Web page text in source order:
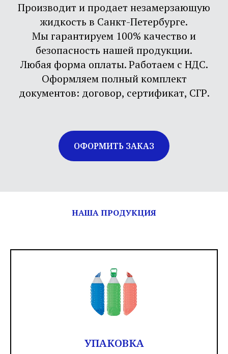
Производит и продает незамерзающую
жидкость в Санкт-Петербурге.
Мы гарантируем 100% качество и
безопасность нашей продукции.
Любая форма оплаты. Работаем с НДС.
Оформляем полный комплект
документов: договор, сертификат, СГР.
ОФОРМИТЬ ЗАКАЗ
НАША ПРОДУКЦИЯ
УПАКОВКА